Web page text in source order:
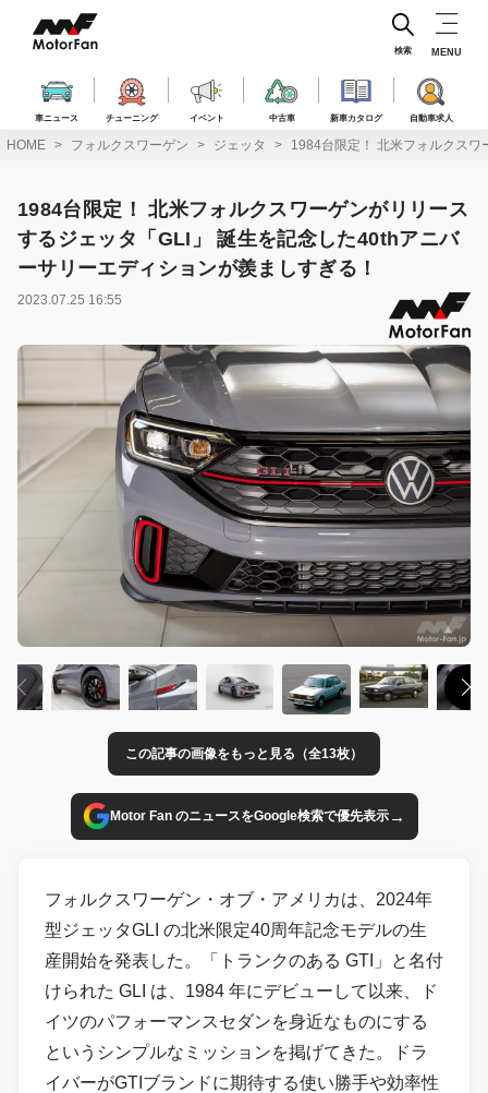
ス
車ニュース チューニング イベント 中古車 新車カタログ 自動車求人
検索 MENU
HOME フォルクスワーゲン ジェッタ 1984台限定！ 北米フォルクス
1984台限定！ 北米フォルクスワーゲンがリリース
するジェッタ「GLI」 誕生を記念した40thアニバ
ーサリーエディションが羨ましすぎる！
2023.07.25 16:55
この記事の画像をもっと見る（全13枚）
Motor Fan のニュースをGoogle検索で優先表示→
フォルクスワーゲン・オブ・アメリカは、2024年
型ジェッタGLI の北米限定40周年記念モデルの生
産開始を発表した。「トランクのある GTI」と名付
けられた GLI は、1984 年にデビューして以来、ド
イツのパフォーマンスセダンを身近なものにする
というシンプルなミッションを掲げてきた。ドラ
イバーがGTIブランドに期待する使い勝手や効率性